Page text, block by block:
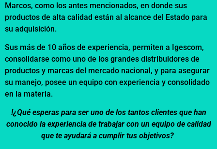
Marcos, como los antes mencionados, en donde sus
productos de alta calidad están al alcance del Estado para
su adquisición.
Sus más de 10 años de experiencia, permiten a Igescom,
consolidarse como uno de los grandes distribuidores de
productos y marcas del mercado nacional, y para asegurar
su manejo, posee un equipo con experiencia y consolidado
en la materia.
!¿Qué esperas para ser uno de los tantos clientes que han
conocido la experiencia de trabajar con un equipo de calidad
que te ayudará a cumplir tus objetivos?